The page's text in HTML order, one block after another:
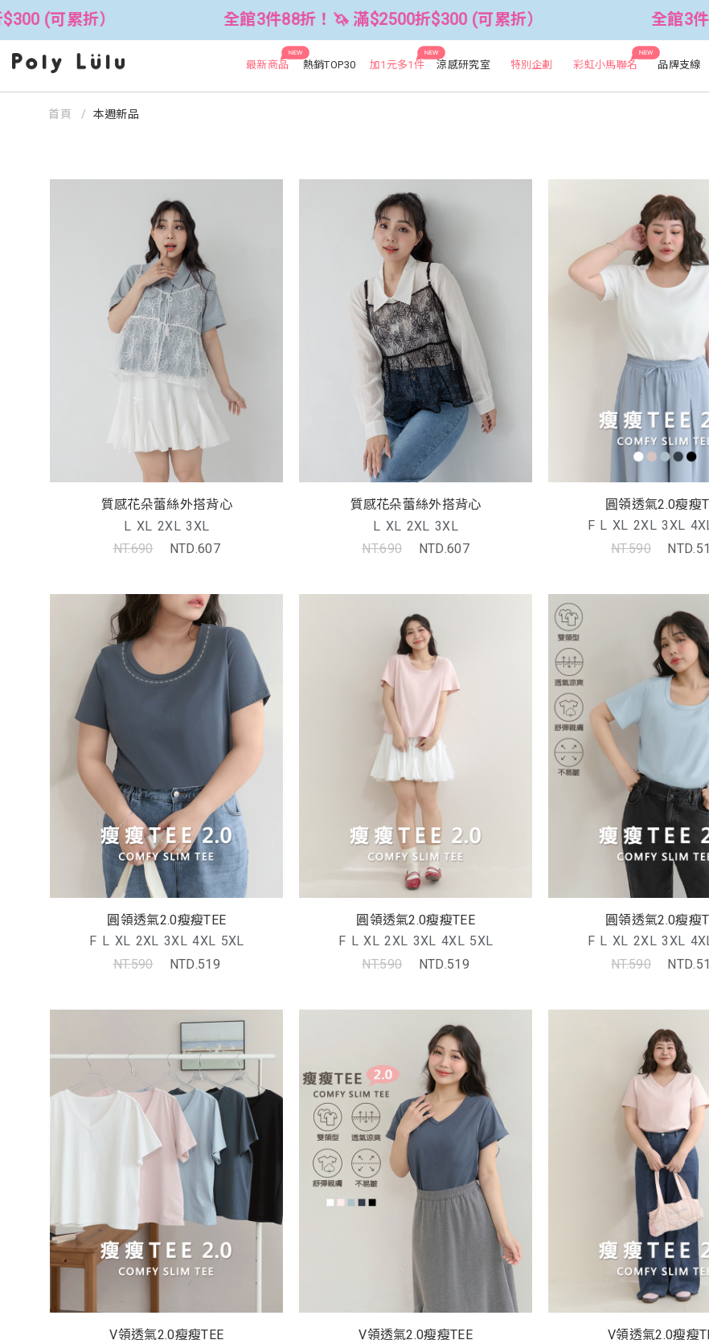
全館3件88折！🦄 滿$2500折$300 (可累折） 全館3件88折！🦄 滿$2500折
NEW
最新商品 熱銷TOP30
NEW
加1元多1件 涼感研究室 特別企劃
NEW
彩虹小馬聯名 品牌支線
首頁 本週新品
質感花朵蕾絲外搭背心
L XL 2XL 3XL
NT.690
NTD.607
質感花朵蕾絲外搭背心
L XL 2XL 3XL
NT.690
NTD.607
圓領透氣2.0瘦瘦
F L XL 2XL 3XL
NT.590
圓領透氣2.0瘦瘦TEE
F L XL 2XL 3XL 4XL 5XL
NT.590
NTD.519
圓領透氣2.0瘦瘦TEE
F L XL 2XL 3XL 4XL 5XL
NT.590
NTD.519
圓領透氣2.0瘦瘦
F L XL 2XL 3XL
NT.590
V領透氣2.0瘦瘦TEE
V領透氣2.0瘦瘦TEE
V領透氣2.0瘦瘦